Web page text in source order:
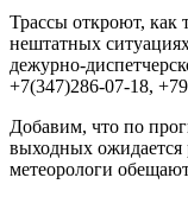
Трассы откроют, как
нештатных
дежурно-
+7(347)286-07-18,
Добавим, что по
выходных ожидается
метеорологи